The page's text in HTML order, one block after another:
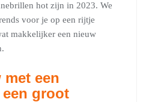
hot zijn in 2023. We
voor je op een rijtje
makkelijker een nieuw
met een
groot